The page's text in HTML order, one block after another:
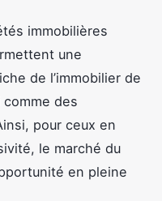
immobilières
une
de l’immobilier de
des
pour ceux en
le marché du
en pleine